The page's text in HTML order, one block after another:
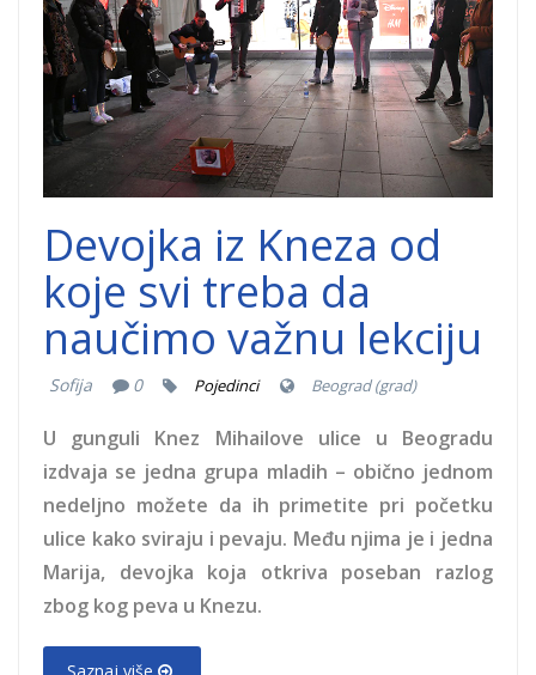
Devojka iz Kneza od
koje svi treba da
naučimo važnu lekciju
Sofija 0 Pojedinci Beograd (grad)
U gunguli Knez Mihailove ulice u Beogradu
izdvaja se jedna grupa mladih – obično jednom
nedeljno možete da ih primetite pri početku
ulice kako sviraju i pevaju. Među njima je i jedna
Marija, devojka koja otkriva poseban razlog
zbog kog peva u Knezu.